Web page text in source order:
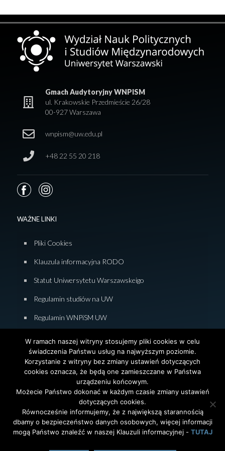
Gmach Audytoryjny WNPISM
ul. Krakowskie Przedmieście 26/28
00-927 Warszawa
wnpism@uw.edu.pl
+48 22 55 20 218
WAŻNE LINKI
Pliki Cookies
Klauzula informacyjna RODO
Statut Uniwersytetu Warszawskeigo
Regulamin studiów na UW
Regulamin WNPiSM UW
Deklaracja dostępności WNPiSM
© 2026 Wydział Nauk Politycznych i Studiów
Międzynarodowych. Uniwersytet Warszawski. All Rights
Reserved. Projekt i realizacja stronyAgencjaInterAktywni
W ramach naszej witryny stosujemy pliki cookies w celu
świadczenia Państwu usług na najwyższym poziomie.
Korzystanie z witryny bez zmiany ustawień dotyczących
cookies oznacza, że będą one zamieszczane w Państwa
urządzeniu końcowym.
Możecie Państwo dokonać w każdym czasie zmiany ustawień
dotyczących cookies.
Równocześnie informujemy, że z największą starannością
dbamy o bezpieczeństwo danych osobowych, więcej informacji
mogą Państwo znaleźć w naszej Klauzuli informacyjnej - TUTAJ